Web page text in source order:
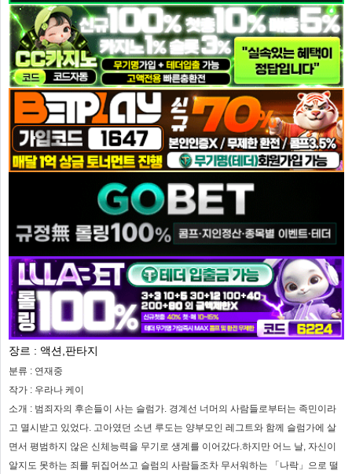
장르 : 액션,판타지
분류 : 연재중
작가 : 우라나 케이
소개 : 범죄자의 후손들이 사는 슬럼가. 경계선 너머의 사람들로부터는 족민이라
고 멸시받고 있었다. 고아였던 소년 루도는 양부모인 레그트와 함께 슬럼가에 살
면서 평범하지 않은 신체능력을 무기로 생계를 이어갔다.하지만 어느 날, 자신이
알지도 못하는 죄를 뒤집어쓰고 슬럼의 사람들조차 무서워하는 「나락」으로 떨